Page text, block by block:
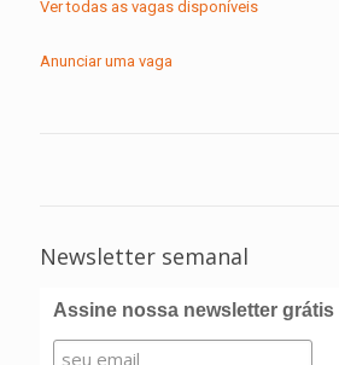
Ver todas as vagas disponíveis
Anunciar uma vaga
Newsletter semanal
Assine nossa newsletter grátis